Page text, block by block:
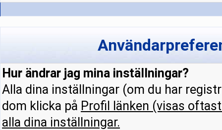
Hur ändrar jag mina inställningar?
Alla dina inställningar (om du har
dom klicka på Profil
länken (visas
alla dina inställningar.